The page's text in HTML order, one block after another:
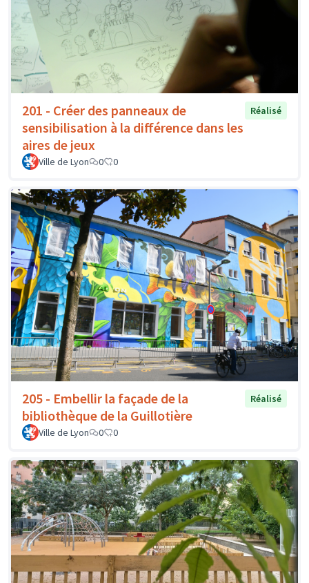
201 - Créer des panneaux de
sensibilisation à la différence dans les
aires de jeux
Réalisé
Ville de Lyon 0 0
205 - Embellir la façade de la
bibliothèque de la Guillotière
Réalisé
Ville de Lyon 0 0